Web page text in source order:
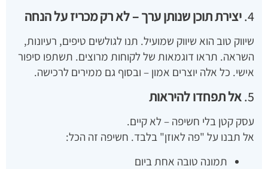
4. יצירת תוכן שנותן ערך – לא רק מכריז על הנחה
שיווק טוב הוא שיווק שמועיל. תנו לגולשים טיפים, רעיונות,
השראה. תראו דוגמאות של לקוחות מרוצים. תשתפו סיפור
אישי. כל אלה יוצרים אמון – ובסוף גם ממירים לרכישה.
5. אל תפחדו להיראות
עסק קטן בלי חשיפה – לא קיים.
אל תבנו על "פה לאוזן" בלבד. חשיפה זה הכל:
תמונה טובה אחת ביום